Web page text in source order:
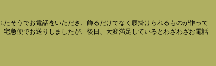
たそうでお電話をいただき、飾るだけでなく腰掛けられるものが作って
急便でお送りしましたが、後日、大変満足しているとわざわざお電話